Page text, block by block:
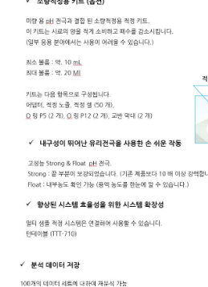
TOA-DKK
TSI
UNITTA
UPRTEK
WATER-I.D
WTW